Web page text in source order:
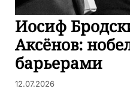
Иосиф
Аксёнов:
барьерами
12.07.2026